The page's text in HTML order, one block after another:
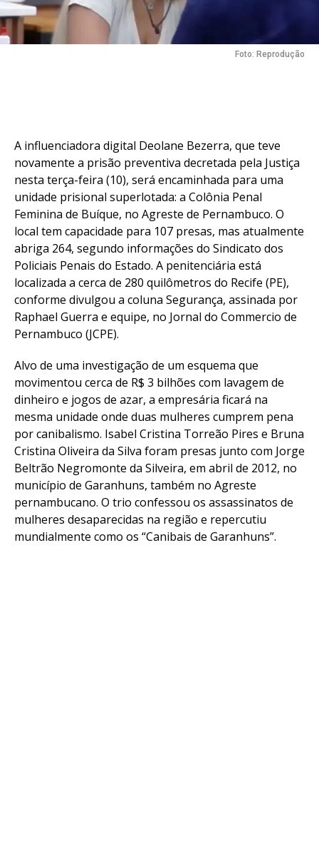
Foto: Reprodução
A influenciadora digital Deolane Bezerra, que teve
novamente a prisão preventiva decretada pela Justiça
nesta terça-feira (10), será encaminhada para uma
unidade prisional superlotada: a Colônia Penal
Feminina de Buíque, no Agreste de Pernambuco. O
local tem capacidade para 107 presas, mas atualmente
abriga 264, segundo informações do Sindicato dos
Policiais Penais do Estado. A penitenciária está
localizada a cerca de 280 quilômetros do Recife (PE),
conforme divulgou a coluna Segurança, assinada por
Raphael Guerra e equipe, no Jornal do Commercio de
Pernambuco (JCPE).
Alvo de uma investigação de um esquema que
movimentou cerca de R$ 3 bilhões com lavagem de
dinheiro e jogos de azar, a empresária ficará na
mesma unidade onde duas mulheres cumprem pena
por canibalismo. Isabel Cristina Torreão Pires e Bruna
Cristina Oliveira da Silva foram presas junto com Jorge
Beltrão Negromonte da Silveira, em abril de 2012, no
município de Garanhuns, também no Agreste
pernambucano. O trio confessou os assassinatos de
mulheres desaparecidas na região e repercutiu
mundialmente como os “Canibais de Garanhuns”.